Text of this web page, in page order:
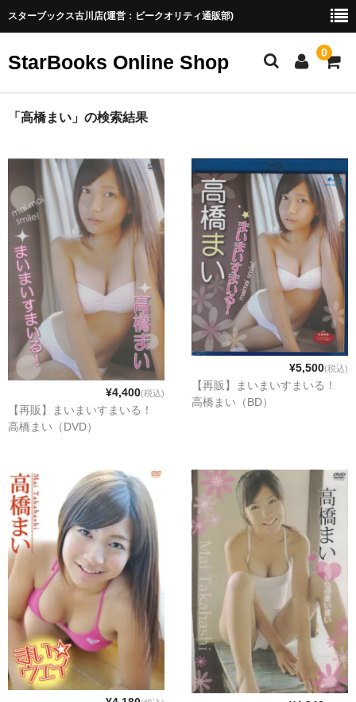
スターブックス古川店(運営：ビークオリティ通販部)
StarBooks Online Shop 0
ホーム
お勧め商品
取扱終了
ご利用ガイド
お菓子系アイドル配信の魅力
お菓子系アイドル配信の魅力（2）
ブログ
「 高橋まい 」の検索結果
¥4,400(税込)
【再販】まいまいすまいる！
高橋まい（DVD）
¥5,500(税込)
【再販】まいまいすまいる！
高橋まい（BD）